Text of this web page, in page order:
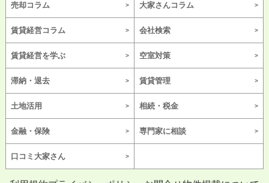
売却コラム 大家さんコラム
賃貸経営コラム 会社検索
賃貸経営を学ぶ 空室対策
滞納・退去 賃貸管理
土地活用 相続・税金
金融・保険 専門家に相談
口コミ大家さん